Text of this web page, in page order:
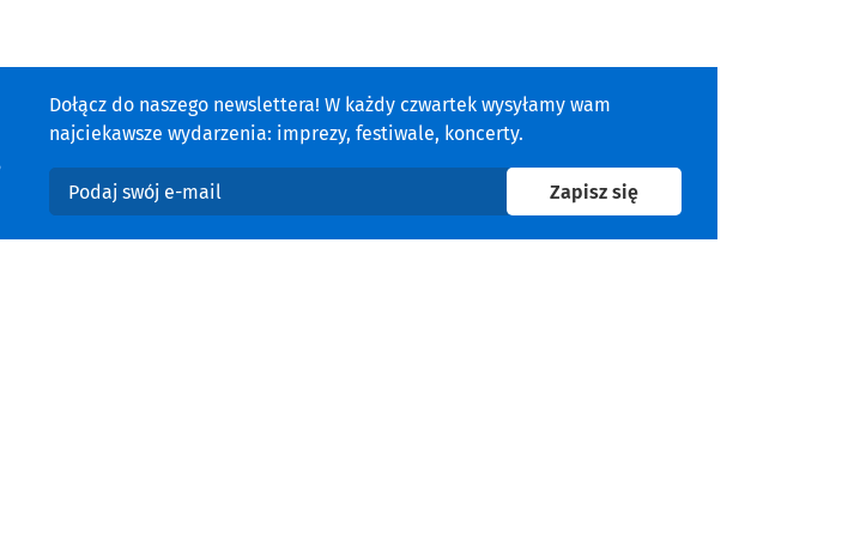
Dołącz do naszego newslettera! W każdy czwartek wysyłamy wam
najciekawsze wydarzenia: imprezy, festiwale, koncerty.
Podaj swój e-mail
Zapisz sięna newsletter